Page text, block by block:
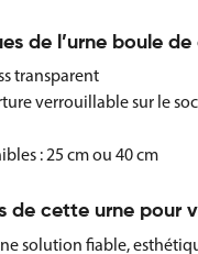
de l’urne boule de
transparent
verrouillable sur le
: 25 cm ou 40 cm
de cette urne pour
solution fiable,